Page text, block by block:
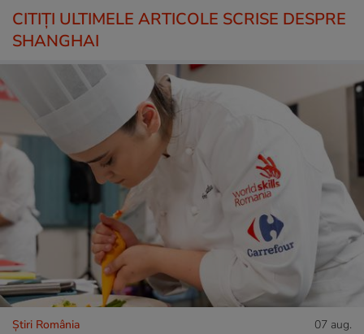
CITIȚI ULTIMELE ARTICOLE SCRISE DESPRE
SHANGHAI
Știri România 07 aug.